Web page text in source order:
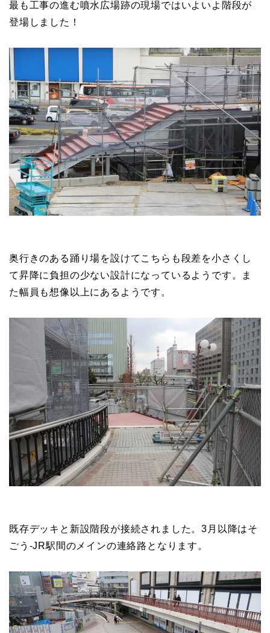
最も工事の進む噴水広場跡の現場ではいよいよ階段が
登場しました！
奥行きのある踊り場を設けてこちらも段差を小さくし
て昇降に負担の少ない設計になっているようです。ま
た幅員も想像以上にあるようです。
既存デッキと新設階段が接続されました。3月以降はそ
ごう-JR駅間のメインの連絡路となります。